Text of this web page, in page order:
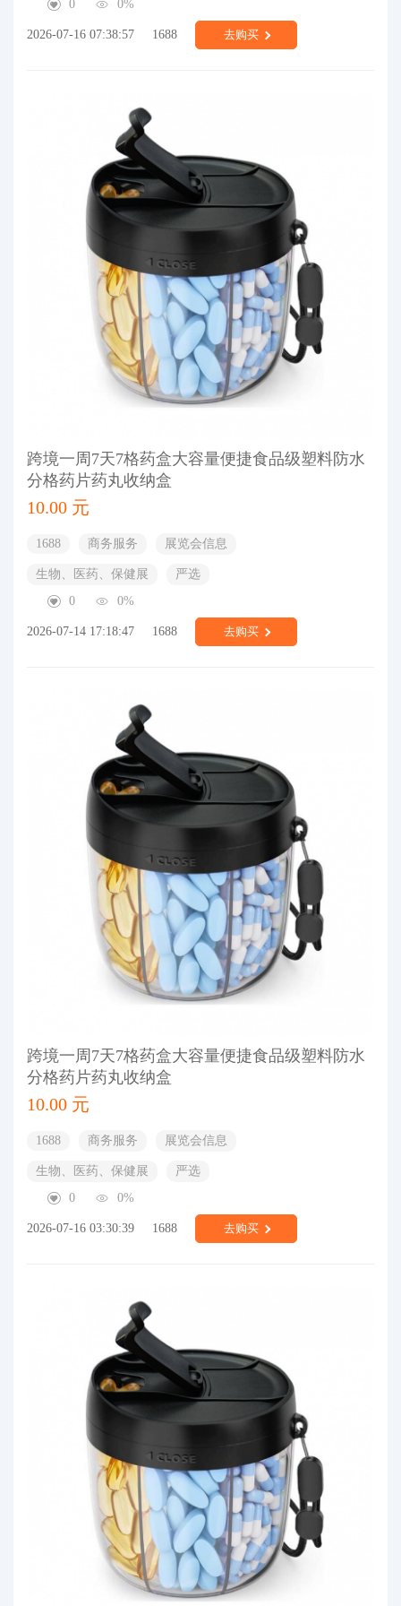
0 0%
2026-07-16 07:38:57 1688 去购买
跨境一周7天7格药盒大容量便捷食品级塑料防水
分格药片药丸收纳盒
10.00 元
1688 商务服务 展览会信息
生物、医药、保健展
严选
0
0%
2026-07-14 17:18:47 1688 去购买
跨境一周7天7格药盒大容量便捷食品级塑料防水
分格药片药丸收纳盒
10.00 元
1688 商务服务 展览会信息
生物、医药、保健展
严选
0
0%
2026-07-16 03:30:39 1688 去购买